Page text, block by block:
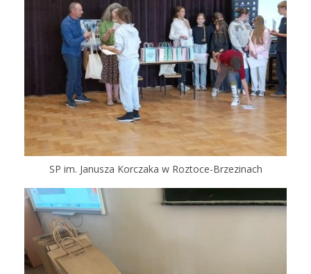
SP im. Janusza Korczaka w Roztoce-Brzezinach